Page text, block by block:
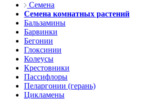
Семена
Семена комнатных растений
Бальзамины
Барвинки
Бегонии
Глоксинии
Колеусы
Крестовники
Пассифлоры
Пеларгонии (герань)
Цикламены